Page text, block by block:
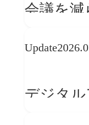
会議を減
Update
デジタ